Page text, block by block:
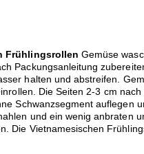
Frühlingsrollen Gemüse
Packungsanleitung
halten und abstreifen.
Die Seiten 2-3 cm
Schwanzsegment auflegen
und ein wenig anbraten
Die Vietnamesischen